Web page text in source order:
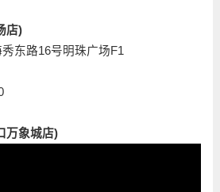
店)
东路16号明珠广场F1
万象城店)